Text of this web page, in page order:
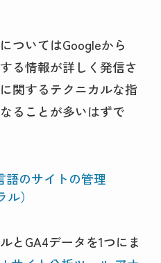
ついてはGoogleから
る情報が詳しく発信さ
関するテクニカルな指
ることが多いはずで
語のサイトの管理
）
とGA4データを1つにま